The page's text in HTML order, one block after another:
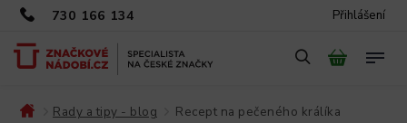
730 166 134 Přihlášení
Rady a tipy - blog Recept na pečeného králíka